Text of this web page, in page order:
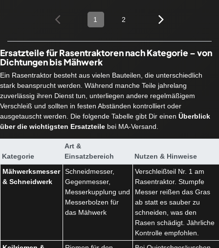
1 2
Ersatzteile für Rasentraktoren nach Kategorie – von
Dichtungen bis Mähwerk
Ein Rasentraktor besteht aus vielen Bauteilen, die unterschiedlich
stark beansprucht werden. Während manche Teile jahrelang
zuverlässig ihren Dienst tun, unterliegen andere regelmäßigem
Verschleiß und sollten in festen Abständen kontrolliert oder
ausgetauscht werden. Die folgende Tabelle gibt Dir einen Überblick
über die wichtigsten Ersatzteile bei MA-Versand.
Kategorie
Art &
Einsatzbereich
Nutzen & Hinweise
Mähwerksmesser
& Schneidwerk
Schneidmesser,
Gegenmesser,
Messerkupplung und
Messerbolzen für
das Mähwerk
Verschleißteil Nr. 1 am
Rasentraktor. Stumpfe
Messer reißen das Gras
ab statt es sauber zu
schneiden, was den
Rasen schädigt. Jährliche
Kontrolle empfohlen.